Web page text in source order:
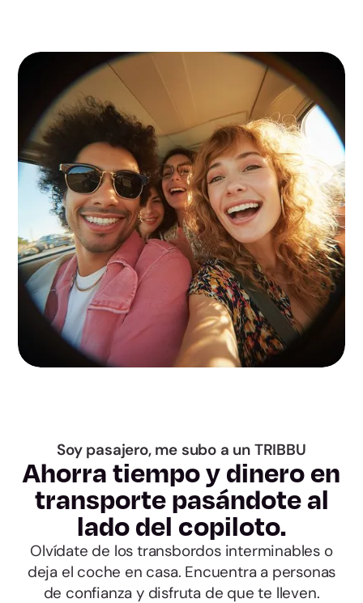
Zamora
Albacete
Ciudad Real
Cuenca
Guadalajara
Toledo
Barcelona
Girona
Tarragona
Alicante
Castellón
Soy pasajero, me subo a un TRIBBU
Ahorra tiempo y dinero en
transporte pasándote al
lado del copiloto.
Olvídate de los transbordos interminables o
deja el coche en casa. Encuentra a personas
de confianza y disfruta de que te lleven.